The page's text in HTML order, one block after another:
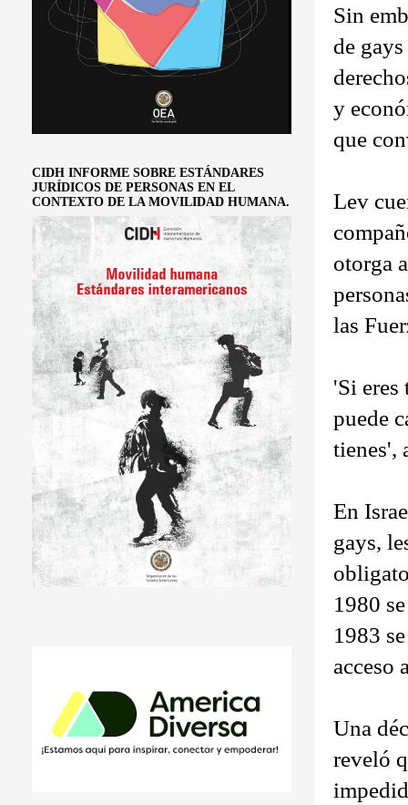
Sin
de
y
que
Lev
otorga
las
'Si eres
puede
tienes',
En
gays,
1980
1983
acceso
Una
reveló
CIDH INFORME SOBRE ESTÁNDARES
JURÍDICOS DE PERSONAS EN EL
CONTEXTO DE LA MOVILIDAD HUMANA.